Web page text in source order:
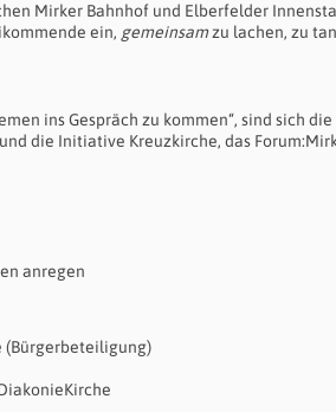
Mirker Bahnhof und Elberfelder
ein, gemeinsamzu lachen, zu
ins Gespräch zu kommen“, sind sich die
die Initiative Kreuzkirche, das
anregen
(Bürgerbeteiligung)